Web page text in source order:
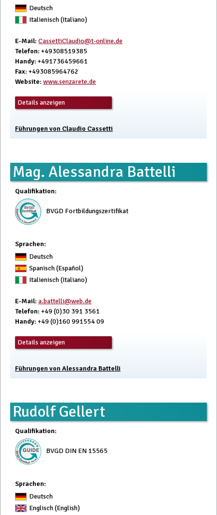
Deutsch
Italienisch (Italiano)
E-Mail: CassettiClaudio@t-online.de
Telefon: +49308519385
Handy: +491736459661
Fax: +493085964762
Website: www.senzarete.de
Details anzeigen
Führungen von Claudio Cassetti
Mag. Alessandra Battelli
Qualifikation:
BVGD Fortbildungszertifikat
Sprachen:
Deutsch
Spanisch (Español)
Italienisch (Italiano)
E-Mail: a.battelli@web.de
Telefon: +49 (0)30 391 3561
Handy: +49 (0)160 991554 09
Details anzeigen
Führungen von Alessandra Battelli
Rudolf Gellert
Qualifikation:
BVGD DIN EN 15565
Sprachen:
Deutsch
Englisch (English)